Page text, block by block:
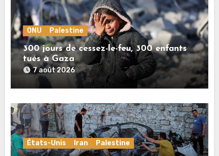
ONU Palestine
300 jours de cessez-le-feu, 300 enfants
tués à Gaza
7 août 2026
États-Unis Iran Palestine